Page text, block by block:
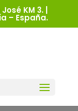
KM 3. |
– España.